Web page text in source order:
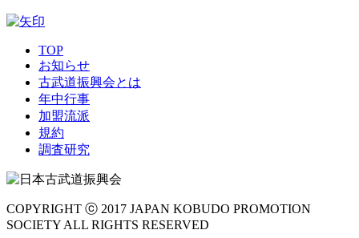
TOP
お知らせ
古武道振興会とは
年中行事
加盟流派
規約
調査研究
COPYRIGHT ⓒ 2017 JAPAN KOBUDO PROMOTION
SOCIETY ALL RIGHTS RESERVED